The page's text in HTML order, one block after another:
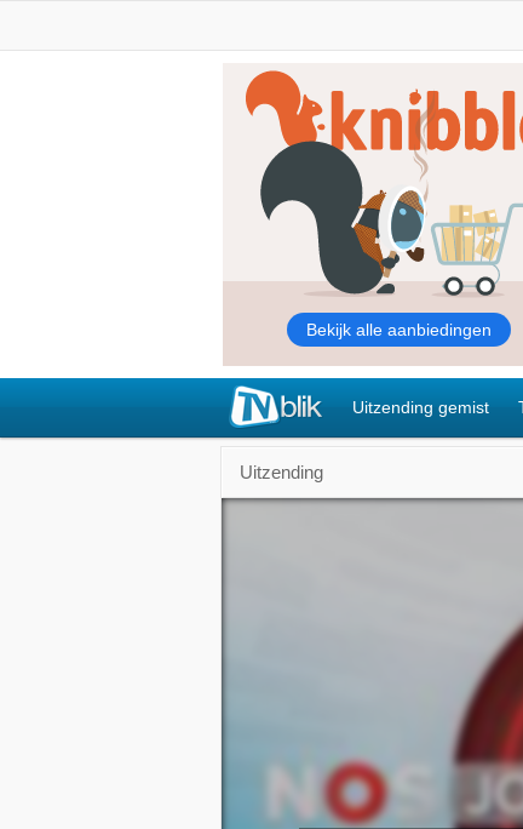
Uitzending gemist
Uitzending